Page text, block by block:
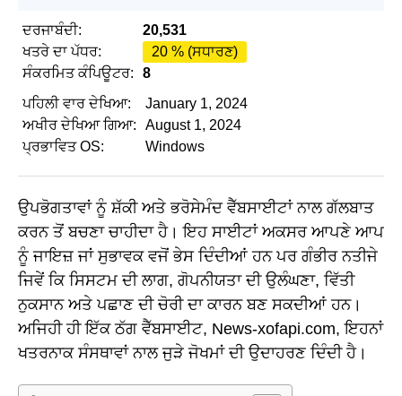
ਦਰਜਾਬੰਦੀ:
20,531
ਖਤਰੇ ਦਾ ਪੱਧਰ:
20 % (ਸਧਾਰਣ)
ਸੰਕਰਮਿਤ ਕੰਪਿਊਟਰ:
8
ਪਹਿਲੀ ਵਾਰ ਦੇਖਿਆ:
January 1, 2024
ਅਖੀਰ ਦੇਖਿਆ ਗਿਆ:
August 1, 2024
ਪ੍ਰਭਾਵਿਤ OS:
Windows
ਉਪਭੋਗਤਾਵਾਂ ਨੂੰ ਸ਼ੱਕੀ ਅਤੇ ਭਰੋਸੇਮੰਦ ਵੈੱਬਸਾਈਟਾਂ ਨਾਲ ਗੱਲਬਾਤ
ਕਰਨ ਤੋਂ ਬਚਣਾ ਚਾਹੀਦਾ ਹੈ। ਇਹ ਸਾਈਟਾਂ ਅਕਸਰ ਆਪਣੇ ਆਪ
ਨੂੰ ਜਾਇਜ਼ ਜਾਂ ਸੁਭਾਵਕ ਵਜੋਂ ਭੇਸ ਦਿੰਦੀਆਂ ਹਨ ਪਰ ਗੰਭੀਰ ਨਤੀਜੇ
ਜਿਵੇਂ ਕਿ ਸਿਸਟਮ ਦੀ ਲਾਗ, ਗੋਪਨੀਯਤਾ ਦੀ ਉਲੰਘਣਾ, ਵਿੱਤੀ
ਨੁਕਸਾਨ ਅਤੇ ਪਛਾਣ ਦੀ ਚੋਰੀ ਦਾ ਕਾਰਨ ਬਣ ਸਕਦੀਆਂ ਹਨ।
ਅਜਿਹੀ ਹੀ ਇੱਕ ਠੱਗ ਵੈੱਬਸਾਈਟ, News-xofapi.com, ਇਹਨਾਂ
ਖਤਰਨਾਕ ਸੰਸਥਾਵਾਂ ਨਾਲ ਜੁੜੇ ਜੋਖਮਾਂ ਦੀ ਉਦਾਹਰਣ ਦਿੰਦੀ ਹੈ।